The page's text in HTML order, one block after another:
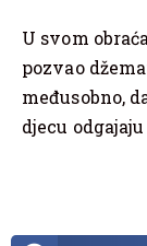
U svom
pozvao
međusobno,
djecu